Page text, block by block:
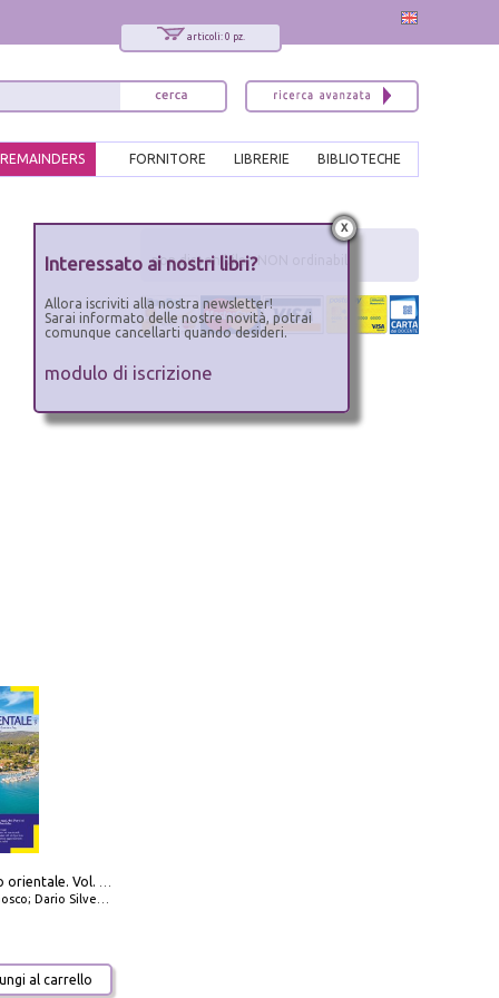
articoli: 0 pz.
BIBLIOTECHE
LIBRERIE
FORNITORE
REMAINDERS
777 Adriatico orientale. Vol. 1: Istria, Costa della Dalmazia da Smrika a Zara, Isole del Quarnaro, Pag, Arcipelaghi di Zara, Sibenico e Incoronate
Silvestro; Marco Sbrizzi
al carrello
non disponibile - NON ordinabile
x
Interessato ai nostri libri?
Allora iscriviti alla nostra newsletter!
Sarai informato delle nostre novità, potrai
comunque cancellarti quando desideri.
modulo di iscrizione